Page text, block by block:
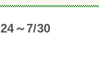
～7/30